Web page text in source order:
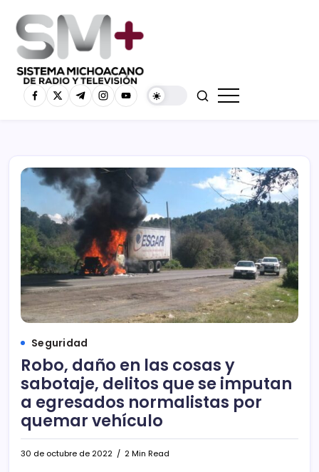
Seguridad
Robo, daño en las cosas y
sabotaje, delitos que se imputan
a egresados normalistas por
quemar vehículo
30 de octubre de 2022 2 Min Read